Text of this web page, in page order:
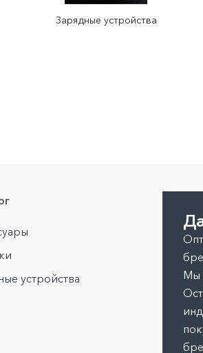
Зарядные устройства
устройства
Мы